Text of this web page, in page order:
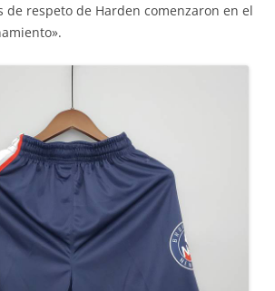
de respeto de Harden comenzaron en el